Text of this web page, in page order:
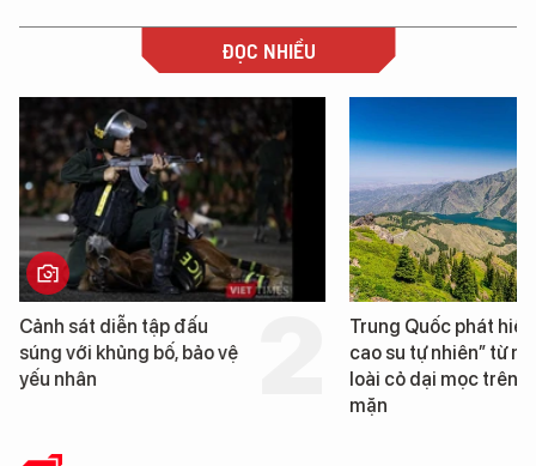
ĐỌC NHIỀU
Trung Quốc phát hiện “mỏ
cao su tự nhiên” từ một
loài cỏ dại mọc trên đất
Loạt dự án bất động
Đà Nẵng sắp bị kiểm